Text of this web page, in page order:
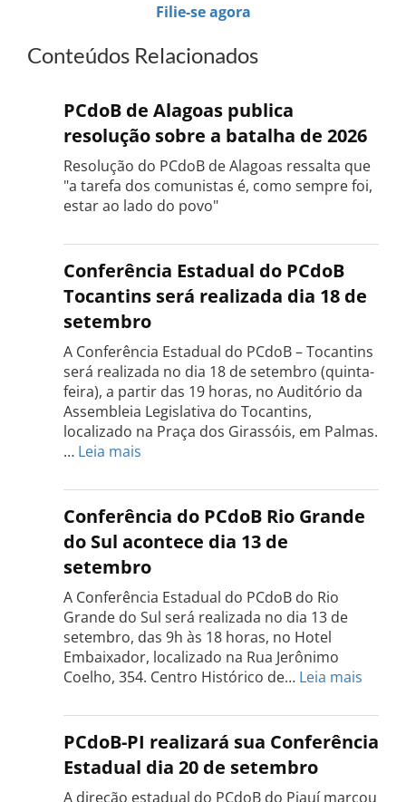
Filie-se agora
Conteúdos Relacionados
PCdoB de Alagoas publica
resolução sobre a batalha de 2026
Resolução do PCdoB de Alagoas ressalta que
"a tarefa dos comunistas é, como sempre foi,
estar ao lado do povo"
Conferência Estadual do PCdoB
Tocantins será realizada dia 18 de
setembro
A Conferência Estadual do PCdoB – Tocantins
será realizada no dia 18 de setembro (quinta-
feira), a partir das 19 horas, no Auditório da
Assembleia Legislativa do Tocantins,
localizado na Praça dos Girassóis, em Palmas.
… Leia mais
Estadual
do
PCdoB
Tocantins
será
realizada
dia
18
de
setembro
Conferência do PCdoB Rio Grande
do Sul acontece dia 13 de
setembro
A Conferência Estadual do PCdoB do Rio
Grande do Sul será realizada no dia 13 de
setembro, das 9h às 18 horas, no Hotel
Embaixador, localizado na Rua Jerônimo
Coelho, 354. Centro Histórico de… Leia mais
do
PCdoB
Rio
do
PCdoB-PI realizará sua Conferência
Estadual dia 20 de setembro
A direção estadual do PCdoB do Piauí marcou